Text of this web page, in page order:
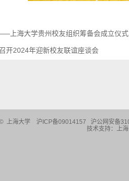
上海大学贵州校友组织筹备会成立仪
开2024年迎新校友联谊座谈会
上海大学
沪ICP备09014157 沪公网安备
技术支持：上